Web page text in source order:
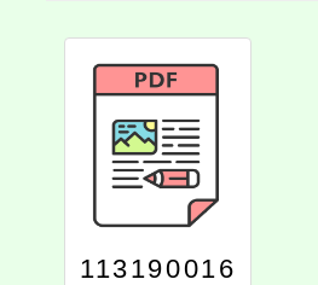
113190016